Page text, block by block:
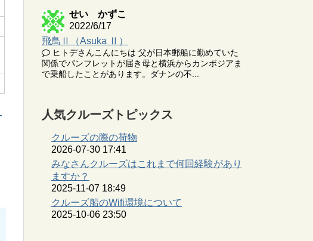
せい かずこ
2022/6/17
飛鳥Ⅱ（Asuka Ⅱ）
ヒトデさんこんにちは 父が日本郵船に勤めていた
関係でパンフレットが届き母と横浜からカンボジアま
で乗船したことがあります。ダナンの不...
人気クルーズトピックス
クルーズの際の荷物
2026-07-30 17:41
みなさんクルーズはこれまで何回経験があり
ますか？
2025-11-07 18:49
クルーズ船のWifi環境について
2025-10-06 23:50